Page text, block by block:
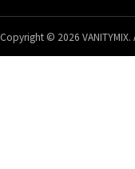
Copyright © 2026 VANITYMIX.